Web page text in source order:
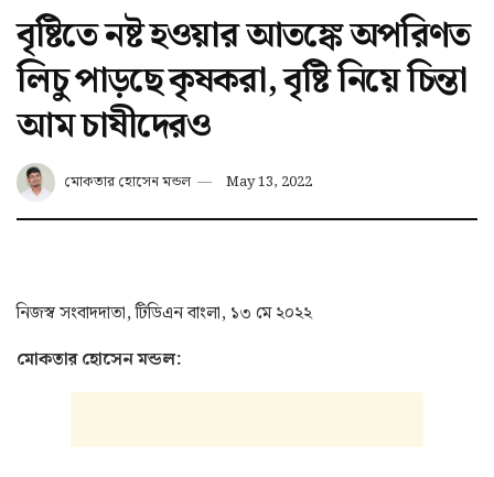
বৃষ্টিতে নষ্ট হওয়ার আতঙ্কে অপরিণত
লিচু পাড়ছে কৃষকরা, বৃষ্টি নিয়ে চিন্তা
আম চাষীদেরও
মোকতার হোসেন মন্ডল May 13, 2022
নিজস্ব সংবাদদাতা, টিডিএন বাংলা, ১৩ মে ২০২২
মোকতার হোসেন মন্ডল: